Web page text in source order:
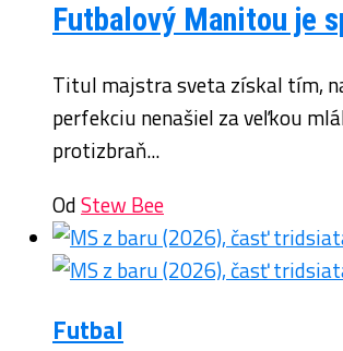
Futbalový Manitou je
Titul majstra sveta získal tím,
perfekciu nenašiel za veľkou
protizbraň...
OdStew Bee
Futbal